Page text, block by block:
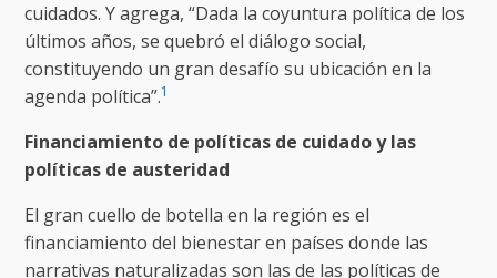
cuidados. Y agrega, “Dada la coyuntura política de los
últimos años, se quebró el diálogo social,
constituyendo un gran desafío su ubicación en la
agenda política”.1
Financiamiento de políticas de cuidado y las
políticas de austeridad
El gran cuello de botella en la región es el
financiamiento del bienestar en países donde las
narrativas naturalizadas son las de las políticas de